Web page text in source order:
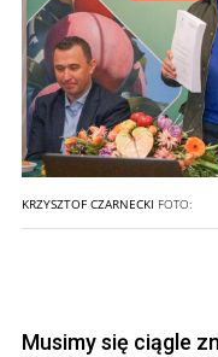
KRZYSZTOF CZARNECKI FOTO:
Musimy się ciągle